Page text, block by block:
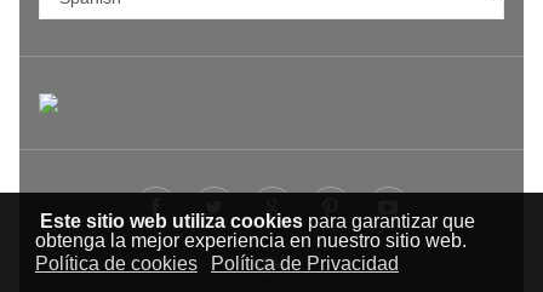
Este sitio web utiliza cookiespara garantizar que
obtenga la mejor experiencia en nuestro sitio web.
Política de cookies
Política de Privacidad